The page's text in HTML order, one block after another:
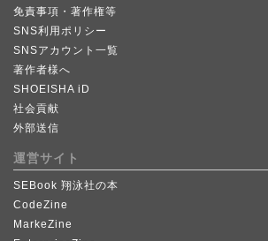
免責事項・著作権等
SNS利用ポリシー
SNSアカウント一覧
著作者様へ
SHOEISHA iD
社会貢献
外部送信
運営サイト
SEBook 翔泳社の本
CodeZine
MarkeZine